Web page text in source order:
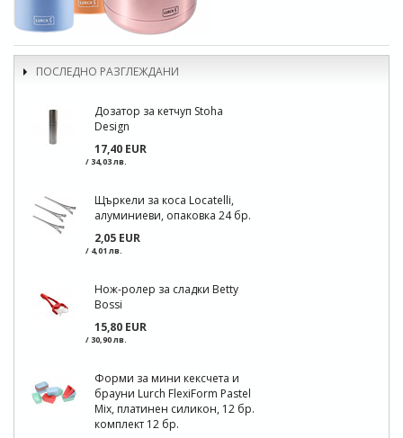
ПОСЛЕДНО РАЗГЛЕЖДАНИ
Дозатор за кетчуп Stoha
Design
17,40 EUR
/ 34,03 лв.
Щъркели за коса Locatelli,
алуминиеви, опаковка 24 бр.
2,05 EUR
/ 4,01 лв.
Нож-ролер за сладки Betty
Bossi
15,80 EUR
/ 30,90 лв.
Форми за мини кексчета и
брауни Lurch FlexiForm Pastel
Mix, платинен силикон, 12 бр.
комплект 12 бр.